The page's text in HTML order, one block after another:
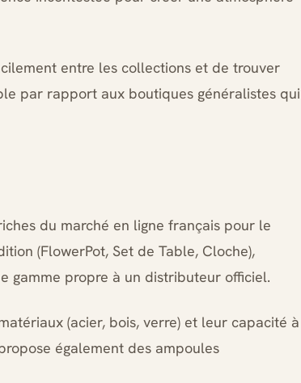
entre les collections et de trouver
par rapport aux boutiques généralistes qui
du marché en ligne français pour le
(FlowerPot, Set de Table, Cloche),
gamme propre à un distributeur officiel.
(acier, bois, verre) et leur capacité à
également des ampoules